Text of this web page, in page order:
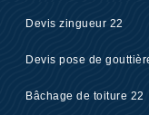
Devis zingueur 22
Devis pose de
Bâchage de toiture 22